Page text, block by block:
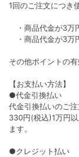
1回のご注文につき
・商品代金が3万
・商品代金が3万
その他ポイントの
【お支払い方法】
●代金引換払い
代金引換払いのご
330円(税込)1万円
ます。
●クレジット払い